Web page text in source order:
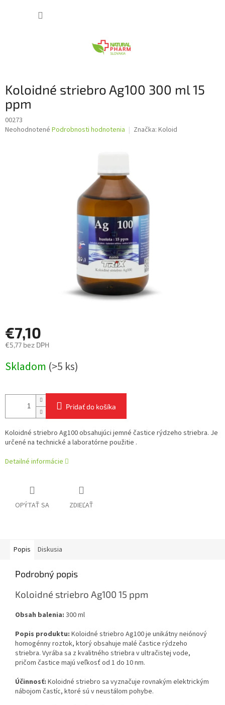
Koloidné striebro Ag100 300 ml 15
ppm
00273
Priemerné
Neohodnotené Podrobnosti hodnotenia Značka: Koloid
€7,10
€5,77 bez DPH
cena:
Skladom (>5 ks)
Pridať do košíka
Koloidné striebro Ag100 obsahujúci jemné častice rýdzeho striebra. Je
určené na technické a laboratórne použitie .
Detailné informácie
OPÝTAŤ SA ZDIEĽAŤ
Popis Diskusia
Podrobný popis
Koloidné striebro Ag100 15 ppm
Obsah balenia: 300 ml
Popis produktu: Koloidné striebro Ag100 je unikátny neiónový
homogénny roztok, ktorý obsahuje malé častice rýdzeho
striebra. Vyrába sa z kvalitného striebra v ultračistej vode,
pričom častice majú veľkosť od 1 do 10 nm.
Účinnosť: Koloidné striebro sa vyznačuje rovnakým elektrickým
nábojom častíc, ktoré sú v neustálom pohybe.